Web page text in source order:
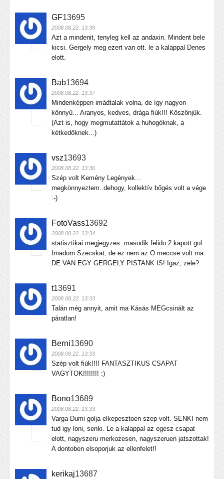
GF13695
2008.08.22. 13:39
Azt a mindenit, tenyleg kell az andaxin. Mindent bele
kicsi. Gergely meg ezert van ott. le a kalappal Denes
elott.
Bab13694
2008.08.22. 13:37
Mindenképpen imádtalak volna, de így nagyon
könnyű... Aranyos, kedves, drága fiúk!!! Köszönjük.
(Azt is, hogy megmutattátok a huhogóknak, a
kétkedőknek...)
vsz13693
2008.08.22. 13:36
Szép volt Kemény Legények...
megkönnyeztem..dehogy, kollektív bőgés volt a vége
:-)
FotoVass13692
2008.08.22. 13:34
statisztikai megjegyzes: masodik felido 2 kapott gol.
Imadom Szecskat, de ez nem az O meccse volt ma.
DE VAN EGY GERGELY PISTANK IS! Igaz, zele?
t13691
2008.08.22. 13:33
Talán még annyit, amit ma Kásás MEGcsinált az
páratlan!
Berni13690
2008.08.22. 13:33
Szép volt fiúk!!!! FANTASZTIKUS CSAPAT
VAGYTOK!!!!!!!! :)
Bono13689
2008.08.22. 13:33
Varga Dumi golja elkepesztoen szep volt. SENKI nem
tud igy loni, senki. Le a kalappal az egesz csapat
elott, nagyszeru merkozesen, nagyszeruen jatszottak!
A dontoben elsoporjuk az ellenfelet!!
kerikaj13687